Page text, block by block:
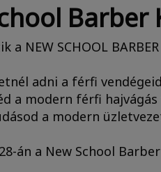
Barber
a NEW SCHOOL
adni a férfi
a modern férfi
a modern
án a New School